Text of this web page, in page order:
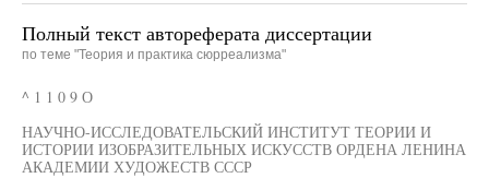
Полный текст автореферата диссертации
по теме "Теория и практика сюрреализма"
^ 1 1 0 9 О
НАУЧНО-ИССЛЕДОВАТЕЛЬСКИЙ ИНСТИТУТ ТЕОРИИ И
ИСТОРИИ ИЗОБРАЗИТЕЛЬНЫХ ИСКУССТВ ОРДЕНА ЛЕНИНА
АКАДЕМИИ ХУДОЖЕСТВ СССР